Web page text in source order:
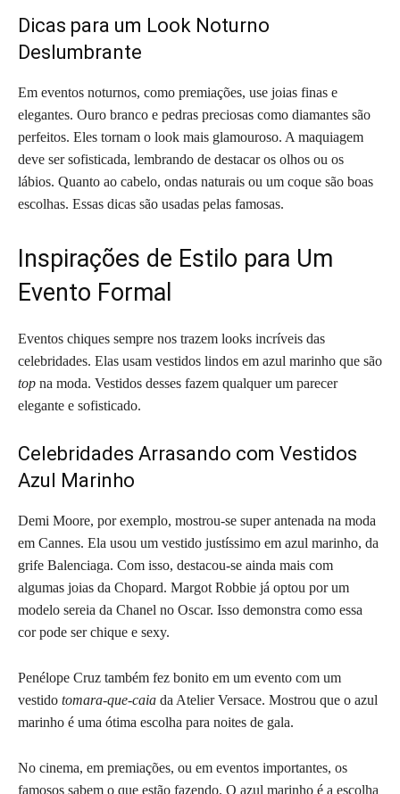
Dicas para um Look Noturno
Deslumbrante
Em eventos noturnos, como premiações, use joias finas e
elegantes. Ouro branco e pedras preciosas como diamantes são
perfeitos. Eles tornam o look mais glamouroso. A maquiagem
deve ser sofisticada, lembrando de destacar os olhos ou os
lábios. Quanto ao cabelo, ondas naturais ou um coque são boas
escolhas. Essas dicas são usadas pelas famosas.
Inspirações de Estilo para Um
Evento Formal
Eventos chiques sempre nos trazem looks incríveis das
celebridades. Elas usam vestidos lindos em azul marinho que são
top na moda. Vestidos desses fazem qualquer um parecer
elegante e sofisticado.
Celebridades Arrasando com Vestidos
Azul Marinho
Demi Moore, por exemplo, mostrou-se super antenada na moda
em Cannes. Ela usou um vestido justíssimo em azul marinho, da
grife Balenciaga. Com isso, destacou-se ainda mais com
algumas joias da Chopard. Margot Robbie já optou por um
modelo sereia da Chanel no Oscar. Isso demonstra como essa
cor pode ser chique e sexy.
Penélope Cruz também fez bonito em um evento com um
vestido tomara-que-caia da Atelier Versace. Mostrou que o azul
marinho é uma ótima escolha para noites de gala.
No cinema, em premiações, ou em eventos importantes, os
famosos sabem o que estão fazendo. O azul marinho é a escolha